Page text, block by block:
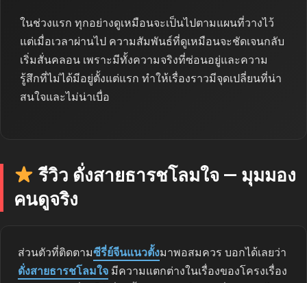
ในช่วงแรก ทุกอย่างดูเหมือนจะเป็นไปตามแผนที่วางไว้
แต่เมื่อเวลาผ่านไป ความสัมพันธ์ที่ดูเหมือนจะชัดเจนกลับ
เริ่มสั่นคลอน เพราะมีทั้งความจริงที่ซ่อนอยู่และความ
รู้สึกที่ไม่ได้มีอยู่ตั้งแต่แรก ทำให้เรื่องราวมีจุดเปลี่ยนที่น่า
สนใจและไม่น่าเบื่อ
รีวิว ดั่งสายธารชโลมใจ — มุมมอง
คนดูจริง
ส่วนตัวที่ติดตามซีรี่ย์จีนแนวตั้งมาพอสมควร บอกได้เลยว่า
ดั่งสายธารชโลมใจ มีความแตกต่างในเรื่องของโครงเรื่อง